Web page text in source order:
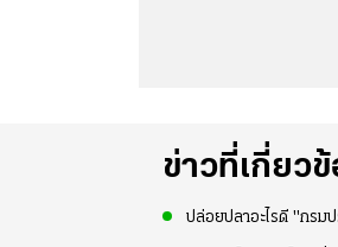
ข่าวที่เกี่ยวข้
ปล่อยปลาอะไรดี "กรม